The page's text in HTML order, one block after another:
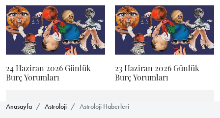
24 Haziran 2026 Günlük
Burç Yorumları
23 Haziran 2026 Günlük
Burç Yorumları
Anasayfa Astroloji Astroloji Haberleri